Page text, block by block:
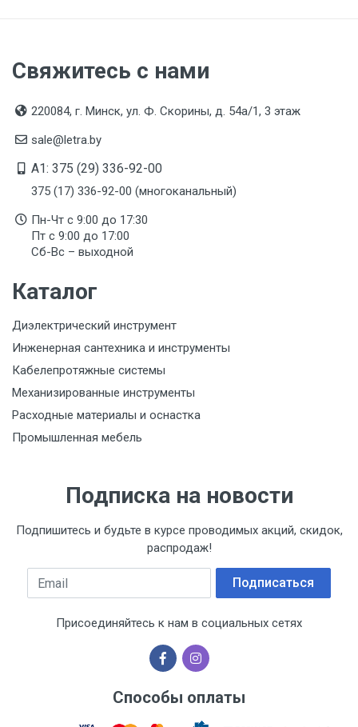
Подтверждение соответствия
регламентов ТР ТС (ЕАЭС). Сведения о номере
в сопроводительной документации к товару и
предоставляются по запросу покупателя
Свяжитесь с нами
220084, г. Минск, ул. Ф. Скорины, д. 54а/1, 3 этаж
sale@letra.by
A1: 375 (29) 336-92-00
375 (17) 336-92-00 (многоканальный)
Пн-Чт с 9:00 до 17:30
Пт с 9:00 до 17:00
Сб-Вс – выходной
Каталог
Диэлектрический инструмент
Инженерная сантехника и инструменты
Кабелепротяжные системы
Механизированные инструменты
Расходные материалы и оснастка
Промышленная мебель
Подписка на новости
Подпишитесь и будьте в курсе проводимых акций, скидок,
распродаж!
Email Подписаться
Присоединяйтесь к нам в социальных сетях
Способы оплаты